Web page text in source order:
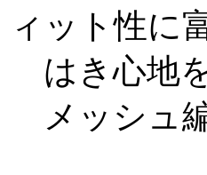
ィット性に
はき心地を
メッシュ